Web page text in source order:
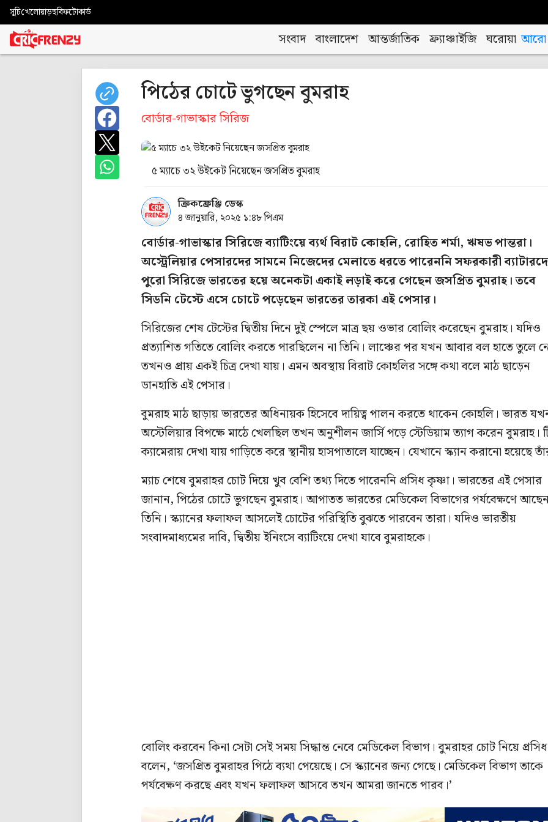
সূচিখেলোয়াড়ছবিফটোকার্ড
সংবাদ বাংলাদেশ আন্তর্জাতিক ফ্র্যাঞ্চাইজি ঘরোয়া আরো
পিঠের চোটে ভুগছেন বুমরাহ
বোর্ডার-গাভাস্কার সিরিজ
৫ ম্যাচে ৩২ উইকেট নিয়েছেন জসপ্রিত বুমরাহ
ক্রিকফ্রেঞ্জি ডেস্ক
৪ জানুয়ারি, ২০২৫ ১:৪৮ পিএম
বোর্ডার-গাভাস্কার সিরিজে ব্যাটিংয়ে ব্যর্থ বিরাট কোহলি, রোহিত শর্মা, ঋষভ পান্তরা।
অস্ট্রেলিয়ার পেসারদের সামনে নিজেদের মেলাতে ধরতে পারেননি সফরকারী
পুরো সিরিজে ভারতের হয়ে অনেকটা একাই লড়াই করে গেছেন জসপ্রিত বুমরাহ। তবে
সিডনি টেস্টে এসে চোটে পড়েছেন ভারতের তারকা এই পেসার।
সিরিজের শেষ টেস্টের দ্বিতীয় দিনে দুই স্পেলে মাত্র ছয় ওভার বোলিং করেছেন বুমরাহ। যদিও
প্রত্যাশিত গতিতে বোলিং করতে পারছিলেন না তিনি। লাঞ্চের পর যখন আবার বল হাতে তুলে
তখনও প্রায় একই চিত্র দেখা যায়। এমন অবস্থায় বিরাট কোহলির সঙ্গে কথা বলে মাঠ ছাড়েন
ডানহাতি এই পেসার।
বুমরাহ মাঠ ছাড়ায় ভারতের অধিনায়ক হিসেবে দায়িত্ব পালন করতে থাকেন কোহলি। ভারত
অস্টেলিয়ার বিপক্ষে মাঠে খেলছিল তখন অনুশীলন জার্সি পড়ে স্টেডিয়াম ত্যাগ করেন বুমরাহ।
ক্যামেরায় দেখা যায় গাড়িতে করে স্থানীয় হাসপাতালে যাচ্ছেন। যেখানে স্ক্যান করানো হয়েছে
ম্যাচ শেষে বুমরাহর চোট দিয়ে খুব বেশি তথ্য দিতে পারেননি প্রসিধ কৃষ্ণা। ভারতের এই পেসার
জানান, পিঠের চোটে ভুগছেন বুমরাহ। আপাতত ভারতের মেডিকেল বিভাগের পর্যবেক্ষণে
তিনি। স্ক্যানের ফলাফল আসলেই চোটের পরিস্থিতি বুঝতে পারবেন তারা। যদিও ভারতীয়
সংবাদমাধ্যমের দাবি, দ্বিতীয় ইনিংসে ব্যাটিংয়ে দেখা যাবে বুমরাহকে।
বোলিং করবেন কিনা সেটা সেই সময় সিদ্ধান্ত নেবে মেডিকেল বিভাগ। বুমরাহর চোট নিয়ে প্রসিধ
বলেন, ‘জসপ্রিত বুমরাহর পিঠে ব্যথা পেয়েছে। সে স্ক্যানের জন্য গেছে। মেডিকেল বিভাগ তাকে
পর্যবেক্ষণ করছে এবং যখন ফলাফল আসবে তখন আমরা জানতে পারব।’